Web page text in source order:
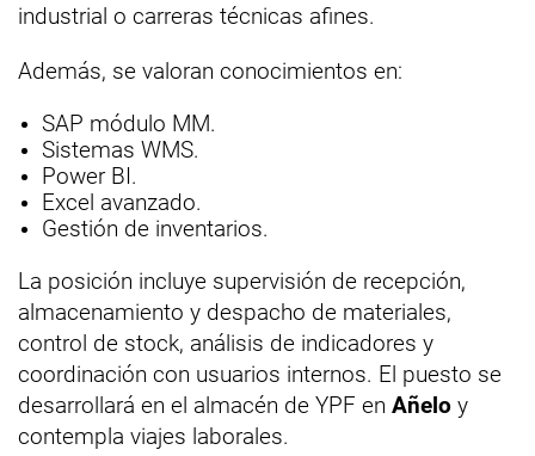
industrial o carreras técnicas afines.
Además, se valoran conocimientos en:
SAP módulo MM.
Sistemas WMS.
Power BI.
Excel avanzado.
Gestión de inventarios.
La posición incluye supervisión de recepción,
almacenamiento y despacho de materiales,
control de stock, análisis de indicadores y
coordinación con usuarios internos. El puesto se
desarrollará en el almacén de YPF en Añelo y
contempla viajes laborales.